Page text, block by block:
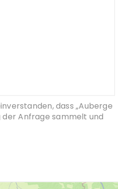
dass „Auberge
Anfrage sammelt und